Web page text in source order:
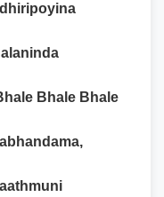
Bhale Bhale